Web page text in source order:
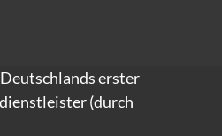
erster
(durch